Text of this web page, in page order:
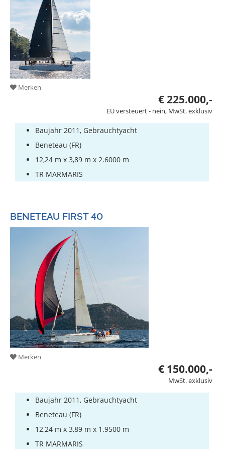
Merken
€ 225.000,-
EU versteuert - nein, MwSt. exklusiv
Baujahr 2011, Gebrauchtyacht
Beneteau (FR)
12,24 m x 3,89 m x 2.6000 m
TR MARMARIS
BENETEAU FIRST 40
Merken
€ 150.000,-
MwSt. exklusiv
Baujahr 2011, Gebrauchtyacht
Beneteau (FR)
12,24 m x 3,89 m x 1.9500 m
TR MARMARIS